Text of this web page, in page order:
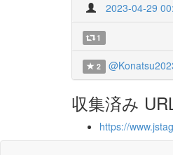
2023-04-29
1
2
収集済み
https://